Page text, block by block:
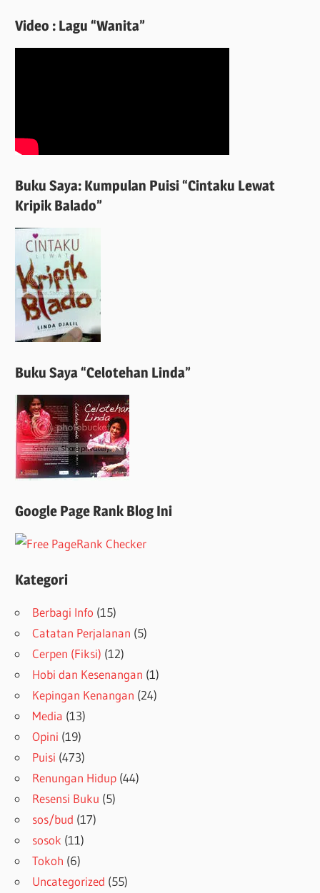
Video : Lagu “Wanita”
Buku Saya: Kumpulan Puisi “Cintaku Lewat
Kripik Balado”
Buku Saya “Celotehan Linda”
Google Page Rank Blog Ini
Kategori
Berbagi Info (15)
Catatan Perjalanan (5)
Cerpen (Fiksi) (12)
Hobi dan Kesenangan (1)
Kepingan Kenangan (24)
Media (13)
Opini (19)
Puisi (473)
Renungan Hidup (44)
Resensi Buku (5)
sos/bud (17)
sosok (11)
Tokoh (6)
Uncategorized (55)